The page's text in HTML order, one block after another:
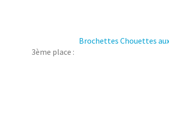
Brochettes Chouettes
3ème place :